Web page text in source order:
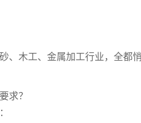
、木工、金属加工行业，全都
求？